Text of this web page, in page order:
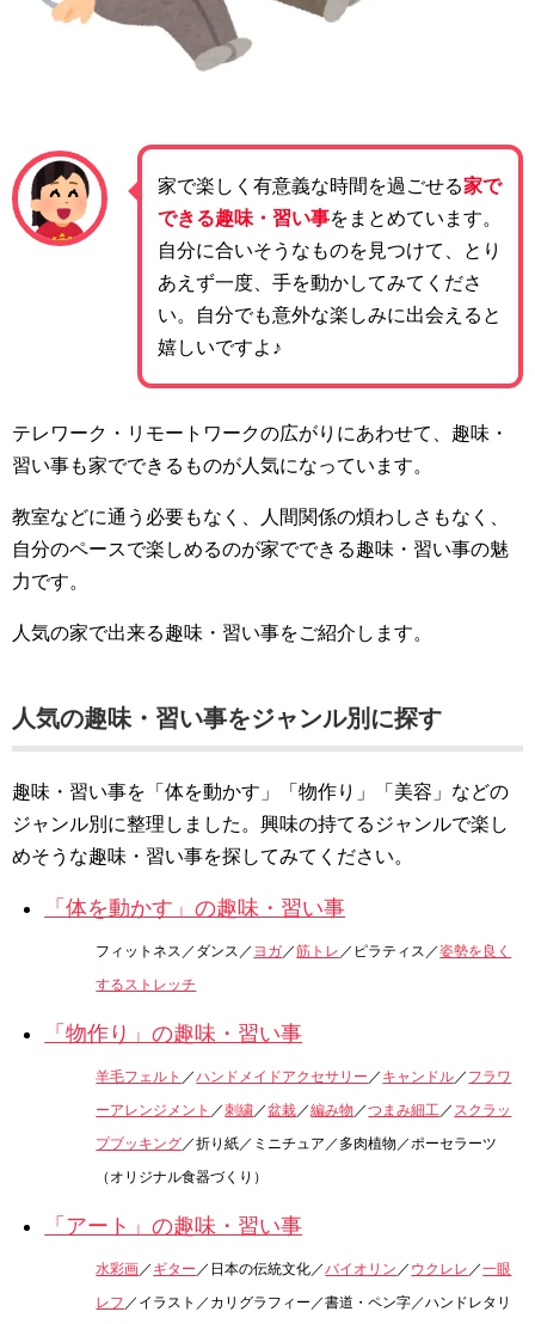
家で楽しく有意義な時間を過ごせる家で
できる趣味・習い事をまとめています。
自分に合いそうなものを見つけて、とり
あえず一度、手を動かしてみてくださ
い。自分でも意外な楽しみに出会えると
嬉しいですよ♪
テレワーク・リモートワークの広がりにあわせて、趣味・
習い事も家でできるものが人気になっています。
教室などに通う必要もなく、人間関係の煩わしさもなく、
自分のペースで楽しめるのが家でできる趣味・習い事の魅
力です。
人気の家で出来る趣味・習い事をご紹介します。
人気の趣味・習い事をジャンル別に探す
趣味・習い事を「体を動かす」「物作り」「美容」などの
ジャンル別に整理しました。興味の持てるジャンルで楽し
めそうな趣味・習い事を探してみてください。
「体を動かす」の趣味・習い事
フィットネス／ダンス／ ヨガ／筋トレ ／ピラティス／姿勢を良く
するストレッチ
「物作り」の趣味・習い事
羊毛フェルト ／ハンドメイドアクセサリー ／ キャンドル／ フラワ
ーアレンジメント ／刺繍／盆栽／編み物 ／つまみ細工／ スクラッ
プブッキング／折り紙／ミニチュア／多肉植物／ポーセラーツ
（オリジナル食器づくり）
「アート」の趣味・習い事
水彩画 ／ ギター ／日本の伝統文化／バイオリン ／ ウクレレ ／一眼
レフ ／イラスト／カリグラフィー／書道・ペン字／ハンドレタリ